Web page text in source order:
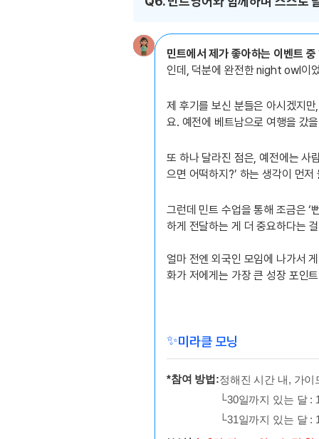
민트에서 제가 좋아하는 이벤트
인데, 덕분에 완전한 night owl이
제 후기를 보신 분들은 아시겠지
요. 예전에 베트남으로 여행을 갔
또 하나 달라진 점은, 예전에는 사
으면 어떡하지?’ 하는 생각이 먼
그런데 민트 수업을 통해 조금은 ‘
하게 전달하는 게 더 중요하다는
얼마 전엔 외국인 모임에 나가서
화가 저에게는 가장 큰 성장 포인
✨미라클 모닝
*참여 방법:정해진 시간 내, 가
└30일까지 있는 달 :
└31일까지 있는 달 :